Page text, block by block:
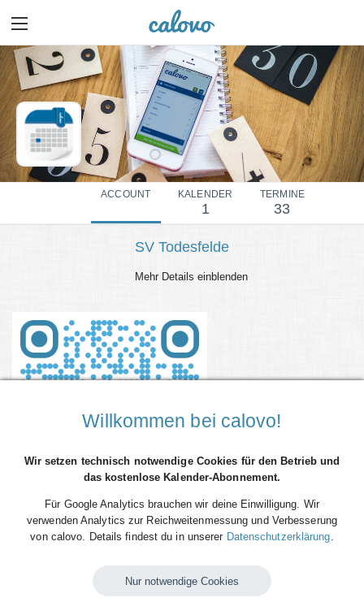
ACCOUNT KALENDER
1
TERMINE
33
SV Todesfelde
Mehr Details einblenden
oder Desktop-PC integrieren? Kein Problem mit den kostenlosen
Willkommen bei calovo!
Wir setzen technisch notwendige Cookies für den Betrieb und
das kostenlose Kalender-Abonnement.
Für Google Analytics brauchen wir deine Einwilligung. Wir
verwenden Analytics zur Reichweitenmessung und Verbesserung
von calovo. Details findest du in unserer Datenschutzerklärung
Nur notwendige Cookies